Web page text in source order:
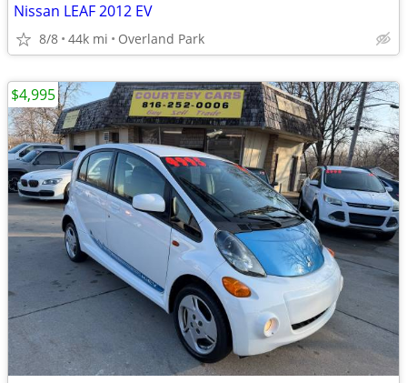
Nissan LEAF 2012 EV
8/8 44k mi Overland Park
$4,995